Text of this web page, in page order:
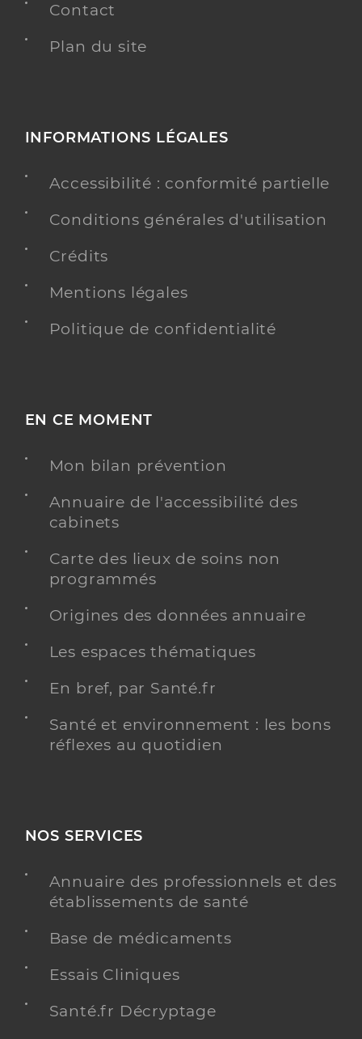
Contact
Plan du site
INFORMATIONS LÉGALES
Accessibilité : conformité partielle
Conditions générales d'utilisation
Crédits
Mentions légales
Politique de confidentialité
EN CE MOMENT
Mon bilan prévention
Annuaire de l'accessibilité des
cabinets
Carte des lieux de soins non
programmés
Origines des données annuaire
Les espaces thématiques
En bref, par Santé.fr
Santé et environnement : les bons
réflexes au quotidien
NOS SERVICES
Annuaire des professionnels et des
établissements de santé
Base de médicaments
Essais Cliniques
Santé.fr Décryptage